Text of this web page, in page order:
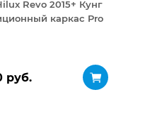
Revo 2015+ Кунг
каркас Pro
руб.